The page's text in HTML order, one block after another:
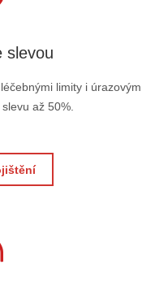
slevou
limity i úrazovým
až 50%.